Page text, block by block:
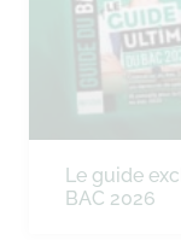
Le guide
BAC 2026